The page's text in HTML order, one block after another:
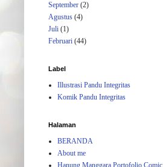
September (2)
Agustus (4)
Juli (1)
Februari (44)
Label
Illustrasi Pandu Integritas
Komik Pandu Integritas
Halaman
BERANDA
About me
Hanung Manggara Portofolio Comic